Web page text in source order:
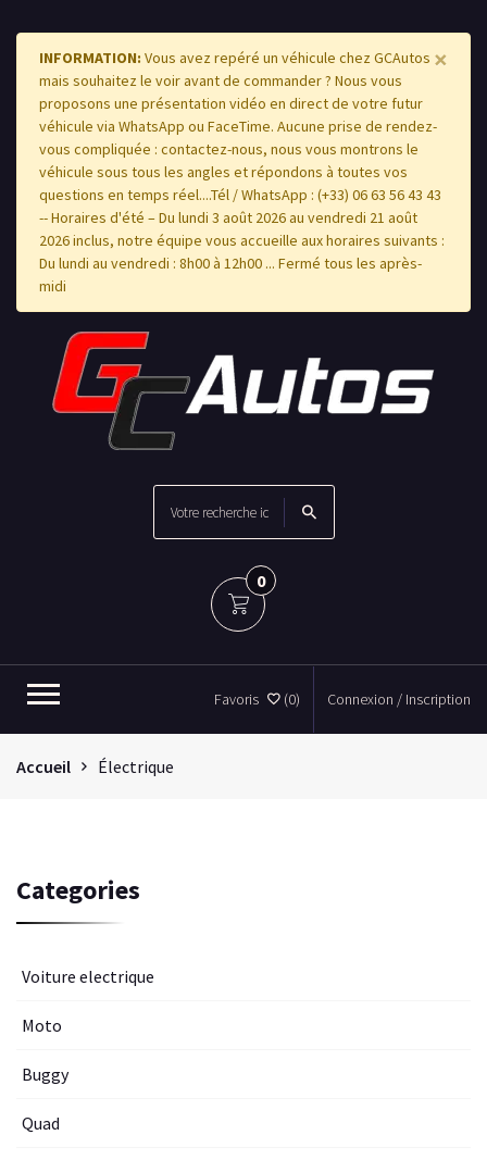
INFORMATION: Vous avez repéré un véhicule chez GCAutos
mais souhaitez le voir avant de commander ? Nous vous
proposons une présentation vidéo en direct de votre futur
véhicule via WhatsApp ou FaceTime. Aucune prise de rendez-
vous compliquée : contactez-nous, nous vous montrons le
véhicule sous tous les angles et répondons à toutes vos
questions en temps réel....Tél / WhatsApp : (+33) 06 63 56 43 43
-- Horaires d'été – Du lundi 3 août 2026 au vendredi 21 août
2026 inclus, notre équipe vous accueille aux horaires suivants :
Du lundi au vendredi : 8h00 à 12h00 ... Fermé tous les après-
midi
×
0
Favoris (0) Connexion / Inscription
Accueil Électrique
Categories
Voiture electrique
Moto
Buggy
Quad